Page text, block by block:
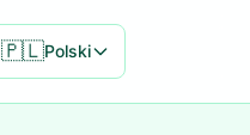
🇵🇱Polski